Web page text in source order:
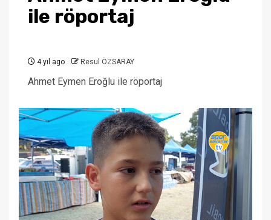
ile röportaj
4 yıl ago Resul ÖZSARAY
Ahmet Eymen Eroğlu ile röportaj